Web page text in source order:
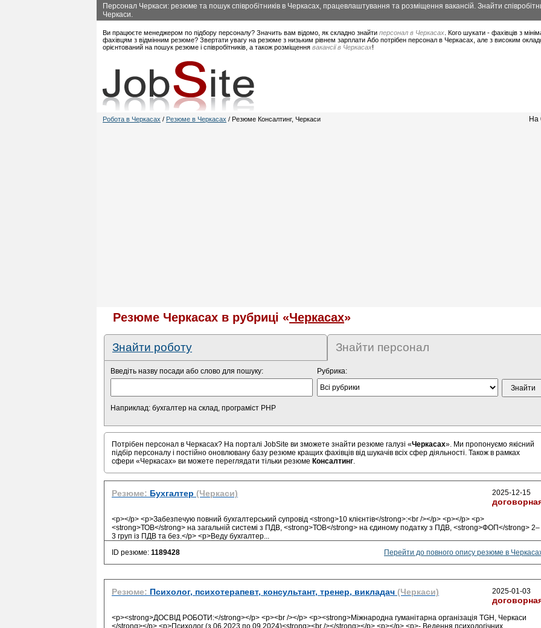
Персонал Черкаси: резюме та пошук співробітників в Черкасах, працевлаштування та розміщення вакансій. Знайти
Черкаси.
Ви працюєте менеджером по підбору персоналу? Значить вам відомо, як складно знайти персонал в Черкасах . Кого шукати - фахівців з
фахівцям з відмінним резюме? Звертати увагу на резюме з низьким рівнем зарплати Або потрібен персонал в Черкасах, але з високим
орієнтований на пошук резюме і співробітників, а також розміщення вакансії в Черкасах!
Робота в Черкасах / Резюме в Черкасах / Резюме Консалтинг, Черкаси На
Резюме Черкасах в рубриці «Черкасах»
Знайти роботу Знайти персонал
Введіть назву посади або слово для пошуку:
Наприклад: бухгалтер на склад, програміст PHP
Рубрика:
Потрібен персонал в Черкасах? На порталі JobSite ви зможете знайти резюме галузі «Черкасах». Ми пропонуємо якісний
підбір персоналу і постійно оновлювану базу резюме кращих фахівців від шукачів всіх сфер діяльності. Також в рамках
сфери «Черкасах» ви можете переглядати тільки резюме Консалтинг.
Резюме: Бухгалтер (Черкаси) 2025-12-15
<p></p> <p>Забезпечую повний бухгалтерський супровід <strong>10 клієнтів</strong>:<br /></p> <p></p> <p>
<strong>ТОВ</strong> на загальній системі з ПДВ, <strong>ТОВ</strong> на єдиному податку з ПДВ, <strong>ФОП</strong> 2–
3 груп із ПДВ та без.</p> <p>Веду бухгалтер...
ID резюме: 1189428 Перейти до повного опису резюме в
Резюме: Психолог, психотерапевт, консультант, тренер, викладач (Черкаси) 2025-01-03
<p><strong>ДОСВІД РОБОТИ:</strong></p> <p><br /></p> <p><strong>Міжнародна гуманітарна організація TGH, Черкаси
</strong></p> <p>Психолог (з 06.2023 по 09.2024)<strong><br /></strong></p> <p></p> <p>- Ведення психологічних